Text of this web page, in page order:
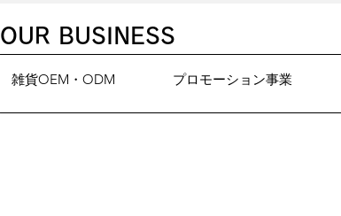
OUR BUSINESS
雑貨OEM・ODM プロモーション事業